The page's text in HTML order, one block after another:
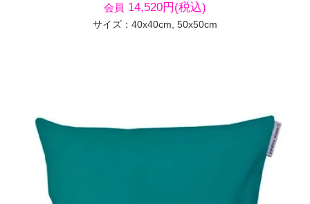
会員 14,520円(税込)
サイズ：40x40cm, 50x50cm